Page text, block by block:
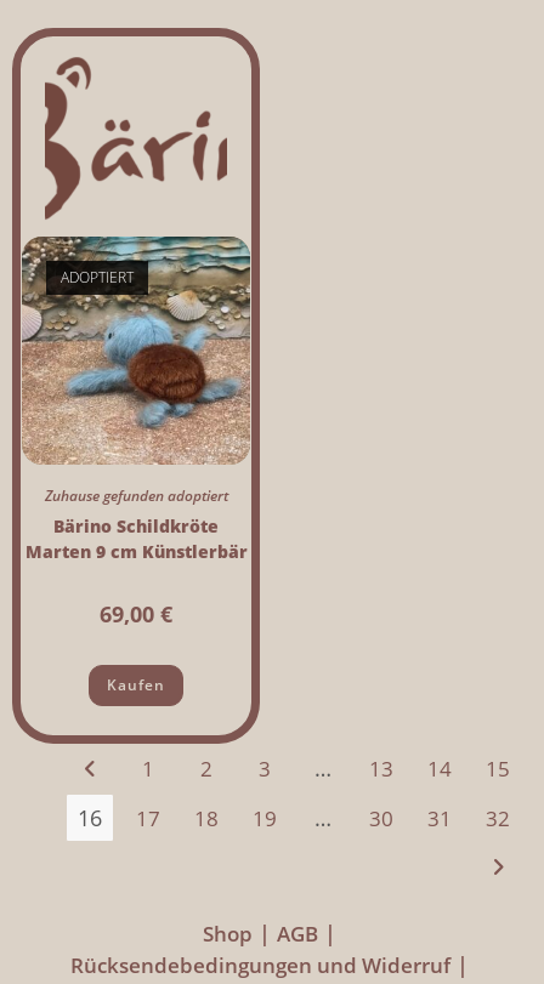
ADOPTIERT
Zuhause gefunden adoptiert
Bärino Schildkröte
Marten 9 cm Künstlerbär
69,00 €
Kaufen
1 2 3 … 13 14 15
16 17 18 19 … 30 31 32
Shop
AGB
Rücksendebedingungen und Widerruf